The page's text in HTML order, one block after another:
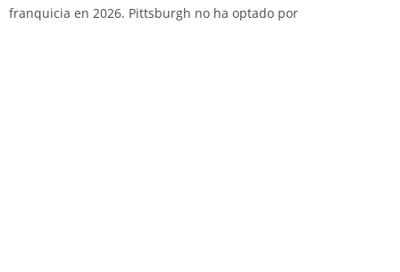
franquicia en 2026. Pittsburgh no ha optado por